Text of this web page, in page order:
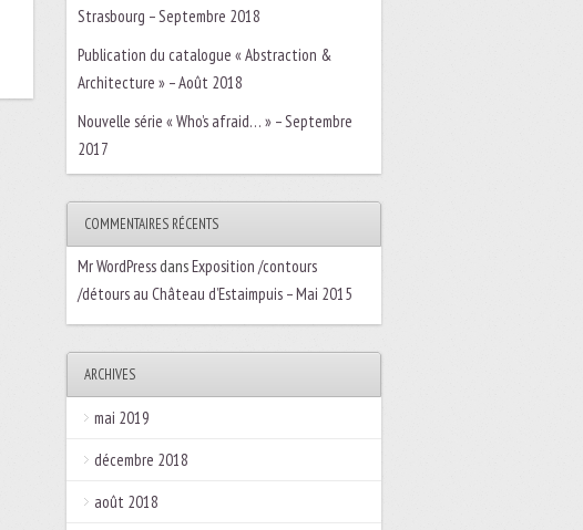
Strasbourg – Septembre 2018
Publication du catalogue « Abstraction &
Architecture » – Août 2018
Nouvelle série « Who’s afraid… » – Septembre
2017
COMMENTAIRES RÉCENTS
Mr WordPressdansExposition /contours
/détours au Château d’Estaimpuis – Mai 2015
ARCHIVES
mai 2019
décembre 2018
août 2018